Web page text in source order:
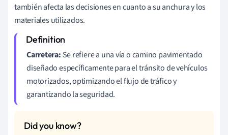
también afecta las decisiones en cuanto a su anchura y los
materiales utilizados.
Carretera: Se refiere a una vía o camino pavimentado
diseñado específicamente para el tránsito de vehículos
motorizados, optimizando el flujo de tráfico y
garantizando la seguridad.